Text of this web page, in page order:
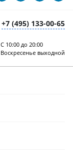
+7 (495) 133-00-65
С 10:00 до 20:00
Воскресенье выходной